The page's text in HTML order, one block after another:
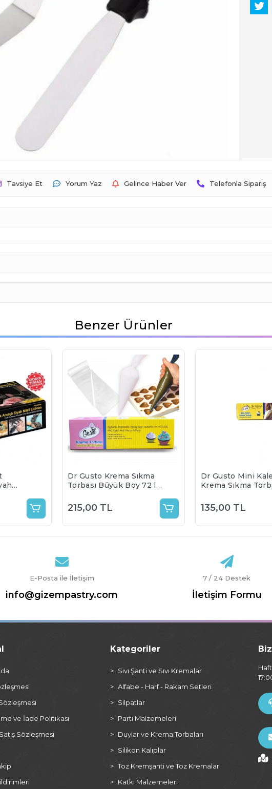
Tavsiye Et Yorum Yaz Gelince Haber Ver Telefonla Sipariş
Benzer Ürünler
Dr Gusto Krema Sıkma
Torbası Büyük Boy 72 li
215,00 TL
Dr Gusto Mini
Krema Sıkma
135,00 TL
E-Posta ile İletişim
info@gizempastry.com
7 / 24 Destek
İletişim Formu
ve İade Politikası
Sözleşmesi
Kategoriler
Sıvı Şanti ve Sıvı Kremalar
Alfabe - Harf - Rakam Setleri
Silpatlar
Parti Malzemeleri
Duylar ve Krema Torbaları
Silikon Kalıplar
Toz Kremşanti ve Toz Kremalar
Katkı Malzemeleri